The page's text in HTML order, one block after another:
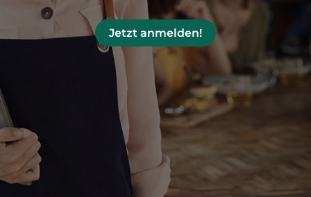
Jetzt anmelden!